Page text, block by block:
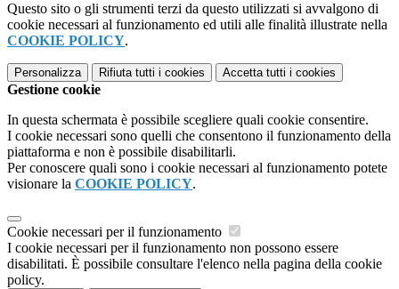
Questo sito o gli strumenti terzi da questo utilizzati si avvalgono di
cookie necessari al funzionamento ed utili alle finalità illustrate nella
COOKIE POLICY.
Personalizza Rifiuta tutti i cookies Accetta tutti i cookies
Gestione cookie
In questa schermata è possibile scegliere quali cookie consentire.
I cookie necessari sono quelli che consentono il funzionamento della
piattaforma e non è possibile disabilitarli.
Per conoscere quali sono i cookie necessari al funzionamento potete
visionare la COOKIE POLICY.
Cookie necessari per il funzionamento
I cookie necessari per il funzionamento non possono essere
disabilitati. È possibile consultare l'elenco nella pagina della cookie
policy.